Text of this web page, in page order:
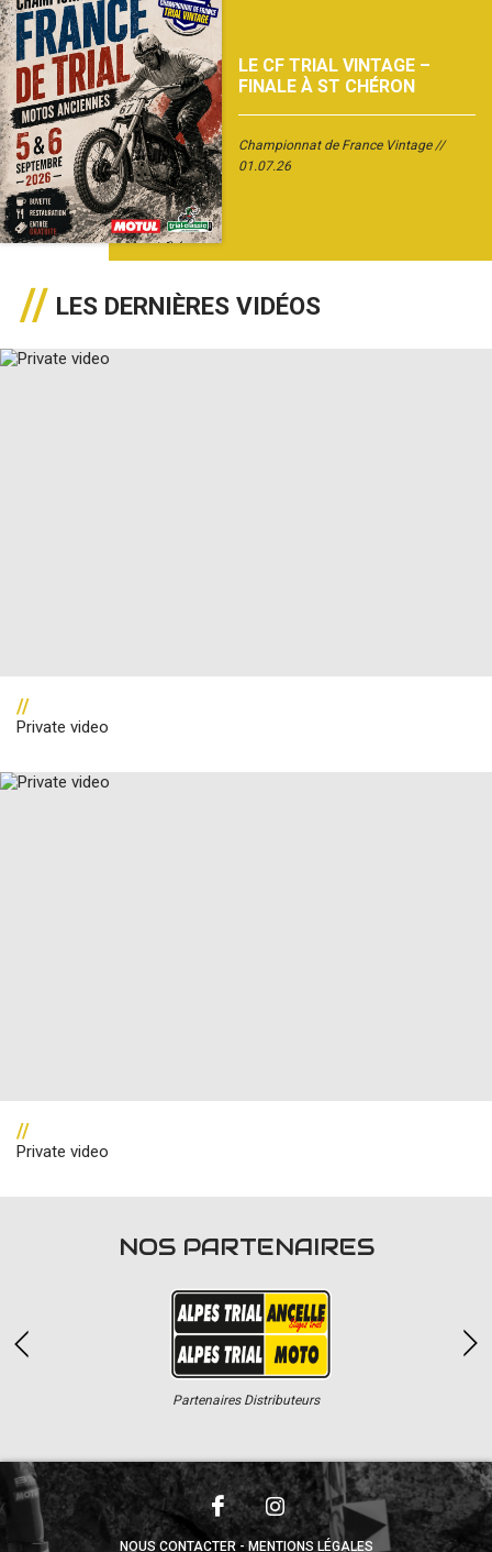
LE CF TRIAL VINTAGE –
FINALE À ST CHÉRON
Championnat de France Vintage
01.07.26
LES DERNIÈRES VIDÉOS
//
Private video
//
Private video
NOS PARTENAIRES
Partenaires Distributeurs
NOUS CONTACTER MENTIONS LÉGALES